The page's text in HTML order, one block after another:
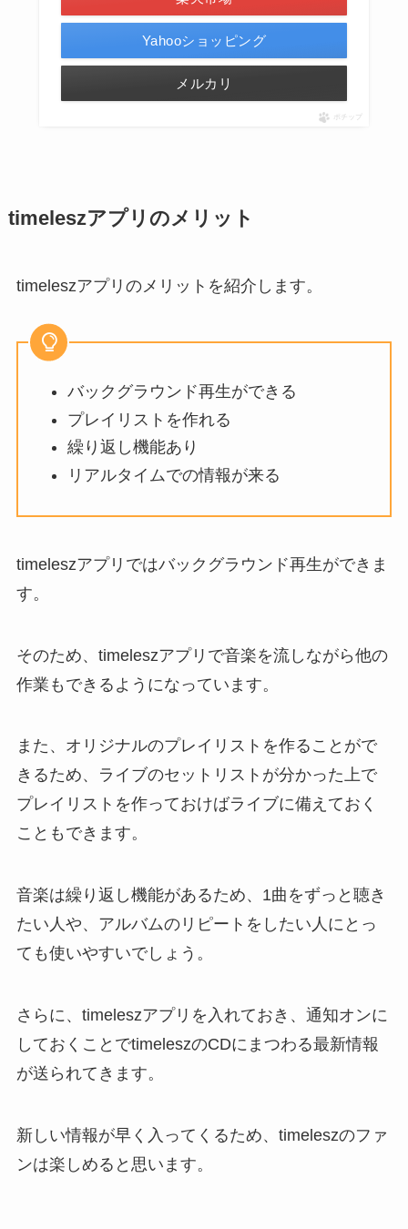
Yahooショッピング
メルカリ
ポチップ
timeleszアプリのメリット
timeleszアプリのメリットを紹介します。
バックグラウンド再生ができる
プレイリストを作れる
繰り返し機能あり
リアルタイムでの情報が来る
timeleszアプリではバックグラウンド再生ができま
す。
そのため、timeleszアプリで音楽を流しながら他の
作業もできるようになっています。
また、オリジナルのプレイリストを作ることがで
きるため、ライブのセットリストが分かった上で
プレイリストを作っておけばライブに備えておく
こともできます。
音楽は繰り返し機能があるため、1曲をずっと聴き
たい人や、アルバムのリピートをしたい人にとっ
ても使いやすいでしょう。
さらに、timeleszアプリを入れておき、通知オンに
しておくことでtimeleszのCDにまつわる最新情報
が送られてきます。
新しい情報が早く入ってくるため、timeleszのファ
ンは楽しめると思います。